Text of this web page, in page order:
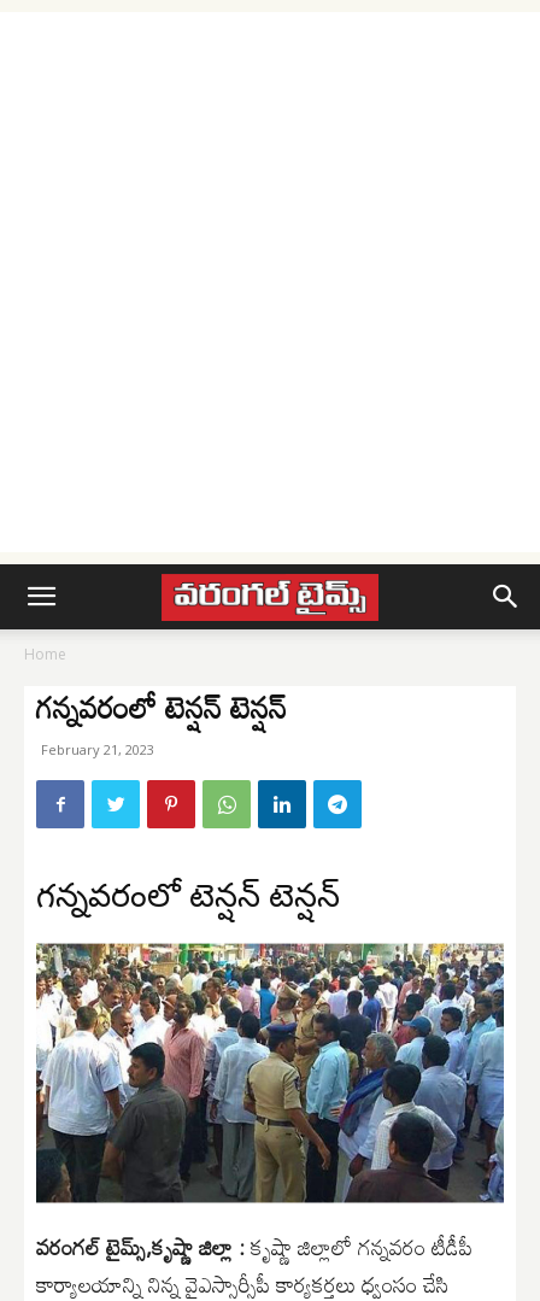
Home
గన్నవరంలో టెన్షన్ టెన్షన్
February 21, 2023
గన్నవరంలో టెన్షన్ టెన్షన్
వరంగల్ టైమ్స్,కృష్ణా జిల్లా :కృష్ణా జిల్లాలో గన్నవరం టీడీపీ
కార్యాలయాన్ని నిన్న వైఎస్సార్సీపీ కార్యకర్తలు ధ్వంసం చేసి